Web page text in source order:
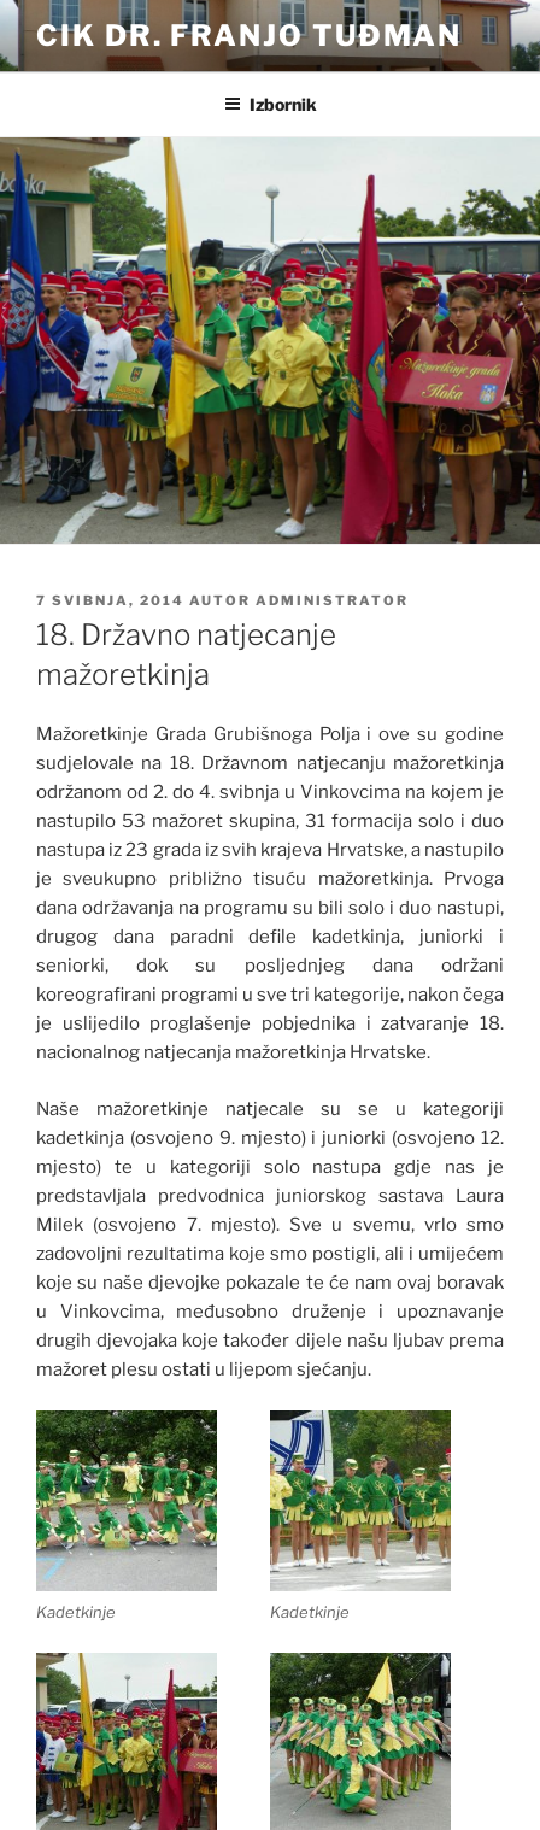
Preskoči
sadržaj
CIK DR. FRANJO TUĐMAN
Izbornik
OBJAVLJENO
7 SVIBNJA, 2014 AUTOR ADMINISTRATOR
18. Državno natjecanje
mažoretkinja
Mažoretkinje Grada Grubišnoga Polja i ove su godine
sudjelovale na 18. Državnom natjecanju mažoretkinja
održanom od 2. do 4. svibnja u Vinkovcima na kojem je
nastupilo 53 mažoret skupina, 31 formacija solo i duo
nastupa iz 23 grada iz svih krajeva Hrvatske, a nastupilo
je sveukupno približno tisuću mažoretkinja. Prvoga
dana održavanja na programu su bili solo i duo nastupi,
drugog dana paradni defile kadetkinja, juniorki i
seniorki, dok su posljednjeg dana održani
koreografirani programi u sve tri kategorije, nakon čega
je uslijedilo proglašenje pobjednika i zatvaranje 18.
nacionalnog natjecanja mažoretkinja Hrvatske.
Naše mažoretkinje natjecale su se u kategoriji
kadetkinja (osvojeno 9. mjesto) i juniorki (osvojeno 12.
mjesto) te u kategoriji solo nastupa gdje nas je
predstavljala predvodnica juniorskog sastava Laura
Milek (osvojeno 7. mjesto). Sve u svemu, vrlo smo
zadovoljni rezultatima koje smo postigli, ali i umijećem
koje su naše djevojke pokazale te će nam ovaj boravak
u Vinkovcima, međusobno druženje i upoznavanje
drugih djevojaka koje također dijele našu ljubav prema
mažoret plesu ostati u lijepom sjećanju.
Kadetkinje Kadetkinje